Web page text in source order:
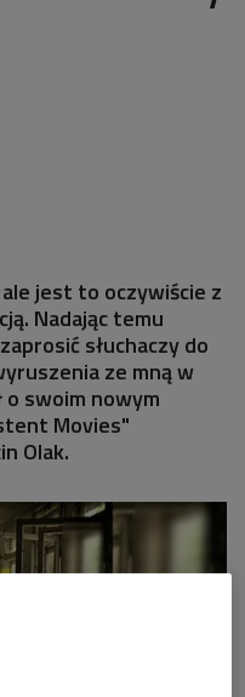
jest to oczywiście z
Nadając temu
słuchaczy do
ze mną w
o swoim nowym
Movies"
Olak.